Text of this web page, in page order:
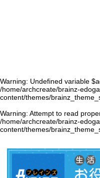
Warning: Undefined variable
/home/archcreate/brainz-
content/themes/
Warning: Attempt to read
/home/archcreate/brainz-
content/themes/